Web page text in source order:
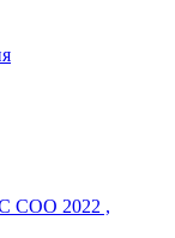
СОО 2022 ,